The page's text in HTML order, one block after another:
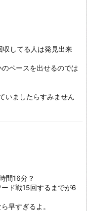
してる人は発見出来
ペースを出せるのでは
いましたらすみません
間16分？
ド戦15回するまでが6
早すぎるよ。